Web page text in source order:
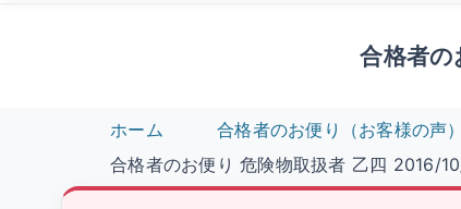
合格者
ホーム 合格者のお便り（お客様の声）
合格者のお便り 危険物取扱者 乙四 2016/